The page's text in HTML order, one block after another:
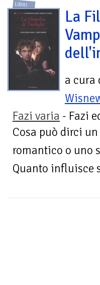
LIBRI
La
a cura
Fazi varia - Fazi
Cosa può dirci
romantico o uno
Quanto influisce